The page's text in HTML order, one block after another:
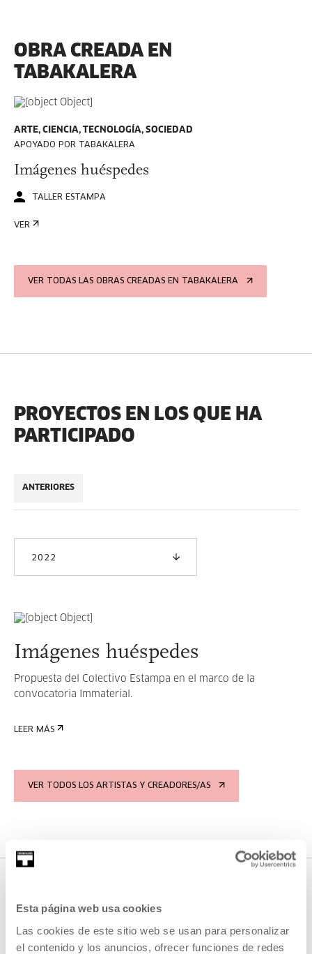
Esta página web usa cookies
Las cookies de este sitio web se usan para personalizar
el contenido y los anuncios, ofrecer funciones de redes
OBRA CREADA EN
TABAKALERA
ARTE, CIENCIA, TECNOLOGÍA, SOCIEDAD
APOYADO POR TABAKALERA
Imágenes huéspedes
TALLER ESTAMPA
VER
VER TODAS LAS OBRAS CREADAS EN TABAKALERA
PROYECTOS EN LOS QUE HA
PARTICIPADO
ANTERIORES
2022
Imágenes huéspedes
Propuesta del Colectivo Estampa en el marco de la
convocatoria Immaterial.
LEER MÁS
VER TODOS LOS ARTISTAS Y CREADORES/AS
ACTIVIDADES EN LAS QUE HA
PARTICIPADO